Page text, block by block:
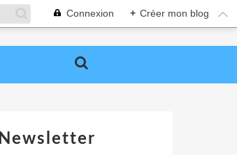
Connexion + Créer mon blog
Newsletter